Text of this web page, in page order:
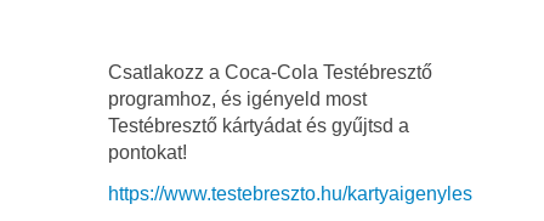
Csatlakozz a Coca-Cola Testébresztő
programhoz, és igényeld most
Testébresztő kártyádat és gyűjtsd a
pontokat!
https://www.testebreszto.hu/kartyaigenyles